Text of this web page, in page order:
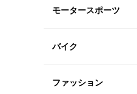
モータースポーツ
バイク
ファッション